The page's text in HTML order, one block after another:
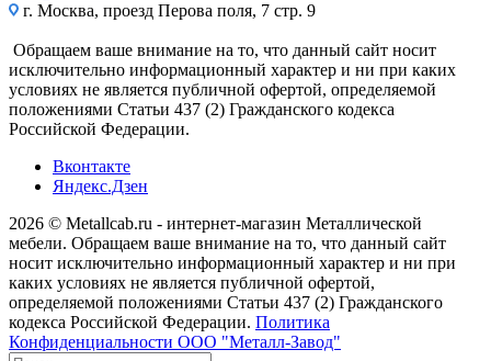
г. Москва, проезд Перова поля, 7 стр. 9
Обращаем ваше внимание на то, что данный сайт носит
исключительно информационный характер и ни при каких
условиях не является публичной офертой, определяемой
положениями Статьи 437 (2) Гражданского кодекса
Российской Федерации.
Вконтакте
Яндекс.Дзен
2026 © Metallcab.ru - интернет-магазин Металлической
мебели. Обращаем ваше внимание на то, что данный сайт
носит исключительно информационный характер и ни при
каких условиях не является публичной офертой,
определяемой положениями Статьи 437 (2) Гражданского
кодекса Российской Федерации. Политика
Конфиденциальности ООО "Металл-Завод"